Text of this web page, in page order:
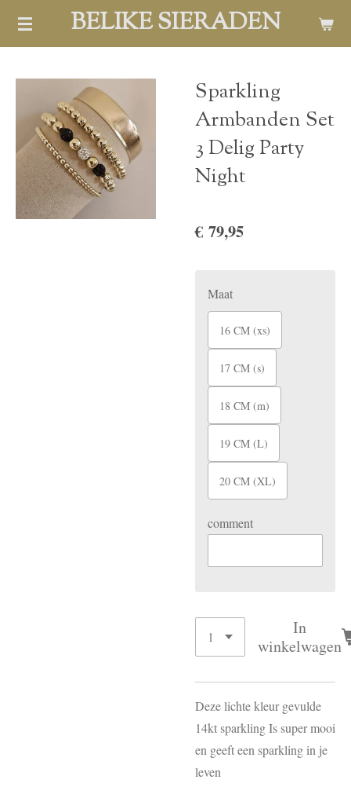
Ga
hoofdinhoud
BELIKE SIERADEN
Sparkling
Armbanden Set
3 Delig Party
Night
€ 79,95
Maat
16 CM (xs)
17 CM (s)
18 CM (m)
19 CM (L)
20 CM (XL)
comment
In
winkelwagen
Deze lichte kleur gevulde
14kt sparkling Is super mooi
en geeft een sparkling in je
leven